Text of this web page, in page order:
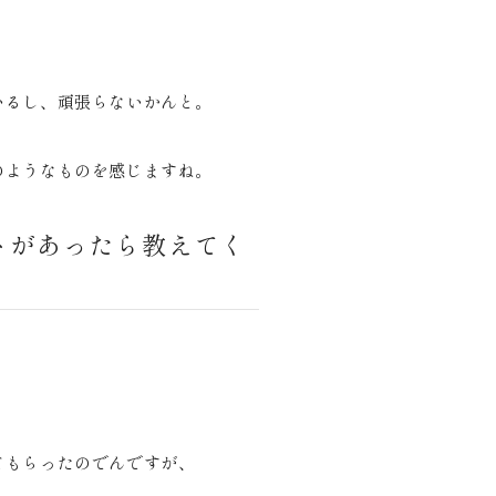
し、頑張らないかんと。
うなものを感じますね。
あったら教えてく
らったのでんですが、